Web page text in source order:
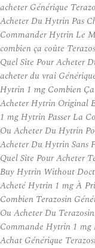
acheter Générique
Acheter Du Hytrin Pas
Commander Hytrin Le
combien ça coûte
Quel Site Pour Acheter
acheter du vrai
Hytrin 1 mg Combien
Acheter Hytrin Original
1 mg Hytrin Passer La
Ou Acheter Du Hytrin
Acheter Du Hytrin Sans
Quel Site Pour Acheter
Buy Hytrin Without
Acheté Hytrin 1 mg À
Combien Terazosin
Ou Acheter Du Terazosin
Commande Hytrin 1 mg
Achat Générique